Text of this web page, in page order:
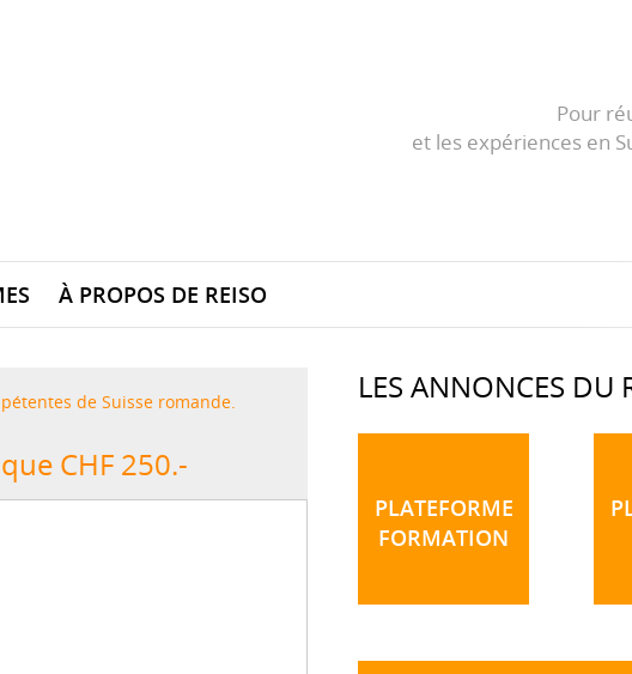
Pour
et les expériences en
À PROPOS DE REISO
de Suisse romande.
CHF 250.-
LES ANNONCES DU
PLATEFORME
FORMATION